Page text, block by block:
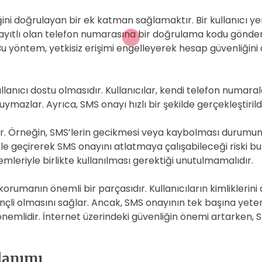
doğrulayan bir ek katman sağlamaktır. Bir kullanıcı
olan telefon numarasına bir doğrulama kodu
yöntem, yetkisiz erişimi engelleyerek hesap güvenliğini
dostu olmasıdır. Kullanıcılar, kendi telefon
Ayrıca, SMS onayı hızlı bir şekilde
Örneğin, SMS’lerin gecikmesi veya kaybolması
geçirerek SMS onayını atlatmaya çalışabileceği riski
birlikte kullanılması gerektiği unutulmamalıdır.
önemli bir parçasıdır. Kullanıcıların
olmasını sağlar. Ancak, SMS onayının tek başına
İnternet üzerindeki güvenliğin önemi artarken,